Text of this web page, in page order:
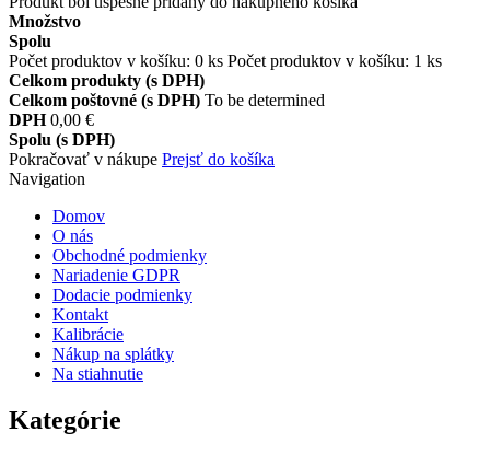
Množstvo
Spolu
Počet produktov v košíku: 0 ks Počet produktov v košíku: 1 ks
Celkom produkty (s DPH)
Celkom poštovné (s DPH) To be determined
DPH 0,00 €
Spolu (s DPH)
Pokračovať v nákupe Prejsť do košíka
Navigation
Domov
O nás
Obchodné podmienky
Nariadenie GDPR
Dodacie podmienky
Kontakt
Kalibrácie
Nákup na splátky
Na stiahnutie
Kategórie